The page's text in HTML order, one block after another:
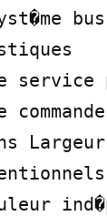
service
Largeur